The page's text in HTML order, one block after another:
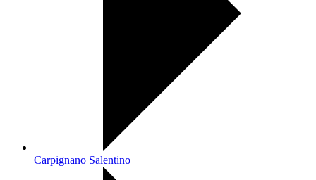
Carpignano Salentino